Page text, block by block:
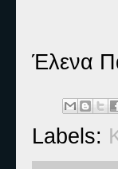
Έλενα
Labels: